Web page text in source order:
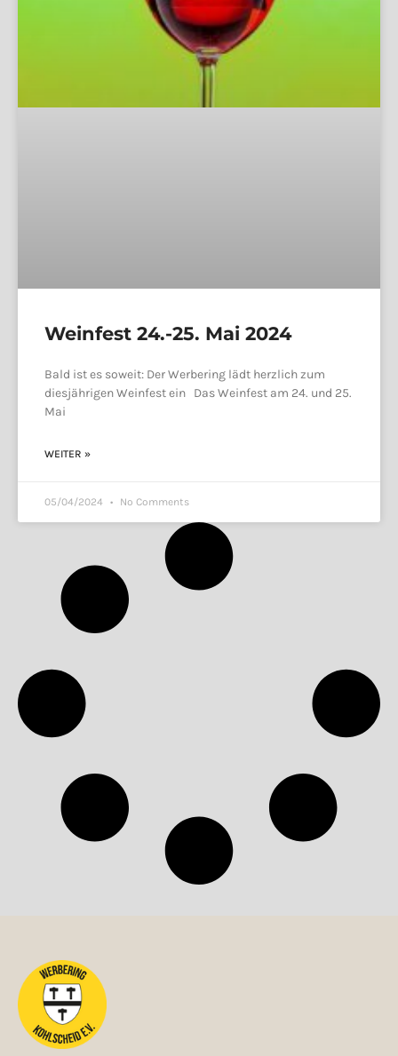
Weinfest 24.-25. Mai 2024
Bald ist es soweit: Der Werbering lädt herzlich zum
diesjährigen Weinfest ein Das Weinfest am 24. und 25.
Mai
WEITER »
05/04/2024 No Comments